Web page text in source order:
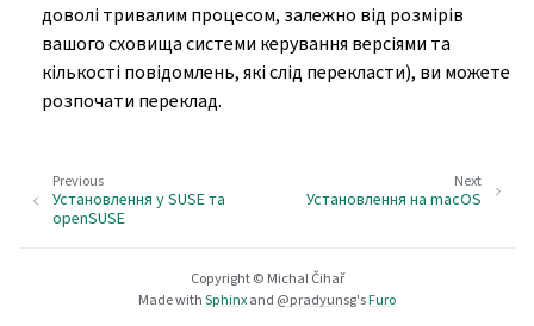
доволі тривалим процесом, залежно від розмірів
вашого сховища системи керування версіями та
кількості повідомлень, які слід перекласти), ви можете
розпочати переклад.
Next
Установлення на macOS
Previous
Установлення у SUSE та
openSUSE
Copyright © Michal Čihař
Made withSphinxand @pradyunsg'sFuro